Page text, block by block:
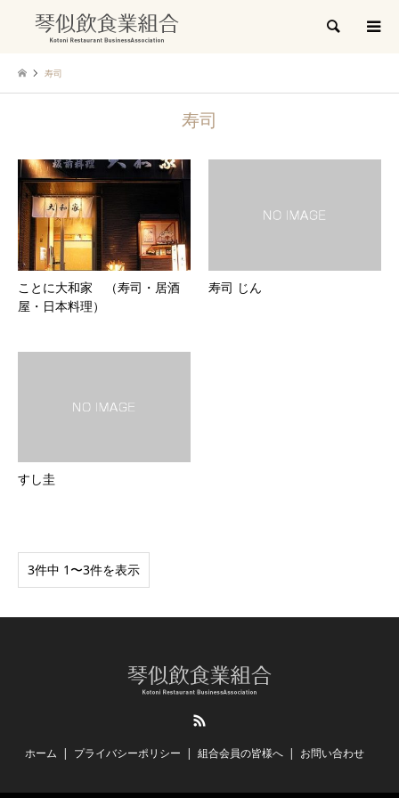
検索
寿司
寿司
ことに大和家 （寿司・居酒
屋・日本料理）
寿司 じん
すし圭
3件中 1〜3件を表示
ホーム プライバシーポリシー 組合会員の皆様へ お問い合わせ